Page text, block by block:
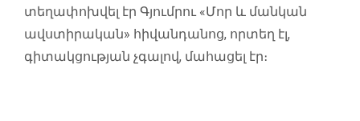
տեղափոխվել էր Գյումրու «Մոր և մանկան
ավստիրական» հիվանդանոց, որտեղ էլ,
գիտակցության չգալով, մահացել էր։